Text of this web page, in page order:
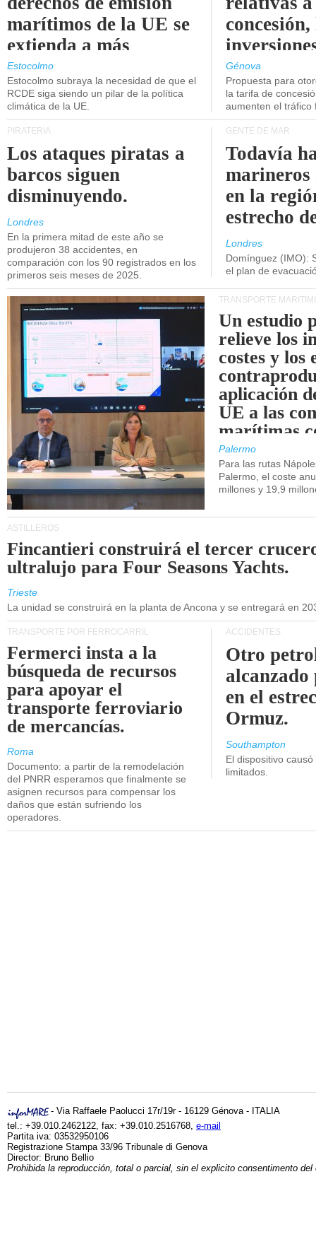
marítimos de la UE se
extienda a más
buques.
Estocolmo
Estocolmo subraya la necesidad de que el
RCDE siga siendo un pilar de la política
climática de la UE.
concesión,
Génova
Propuesta para
la tarifa de
aumenten el tráfico
PIRATERÍA
Los ataques piratas a
barcos siguen
disminuyendo.
Londres
En la primera mitad de este año se
produjeron 38 accidentes, en
comparación con los 90 registrados en los
primeros seis meses de 2025.
GENTE DE MAR
Todavía
marineros
en la
estrecho
Londres
Domínguez (IMO):
el plan de
TRANSPORTE
Un estudio
relieve los
costes y los
aplicación
UE a las
marítimas
de Sicilia.
Palermo
Para las rutas
Palermo, el coste
millones y 19,9
ASTILLEROS
Fincantieri construirá el tercer
ultralujo para Four Seasons Yachts.
Trieste
La unidad se construirá en la planta de Ancona y se entregará en
TRANSPORTE POR FERROCARRIL
Fermerci insta a la
búsqueda de recursos
para apoyar el
transporte ferroviario
de mercancías.
Roma
Documento: a partir de la remodelación
del PNRR esperamos que finalmente se
asignen recursos para compensar los
daños que están sufriendo los
operadores.
ACCIDENTES
Otro
en el
Ormuz.
Southampton
El dispositivo
limitados.
- Via Raffaele Paolucci 17r/19r - 16129 Génova - ITALIA
tel.: +39.010.2462122, fax: +39.010.2516768, e-mail
Partita iva: 03532950106
Registrazione Stampa 33/96 Tribunale di Genova
Director: Bruno Bellio
Prohibida la reproducción, total o parcial, sin el explicito consentimento del